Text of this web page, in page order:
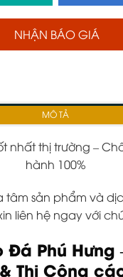
NHẬN BÁO GIÁ
MÔ TẢ
nhất thị trường –
hành 100%
tâm sản phẩm và
liên hệ ngay với
Đá Phú Hưng
Thi Công